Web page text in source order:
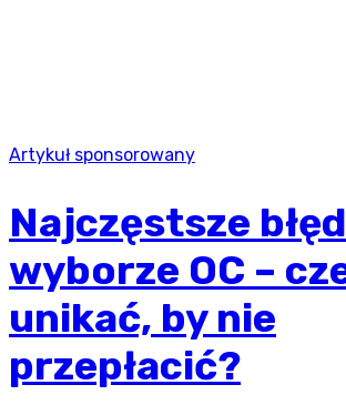
Artykuł sponsorowany
Najczęstsze
wyborze OC –
unikać, by nie
przepłacić?